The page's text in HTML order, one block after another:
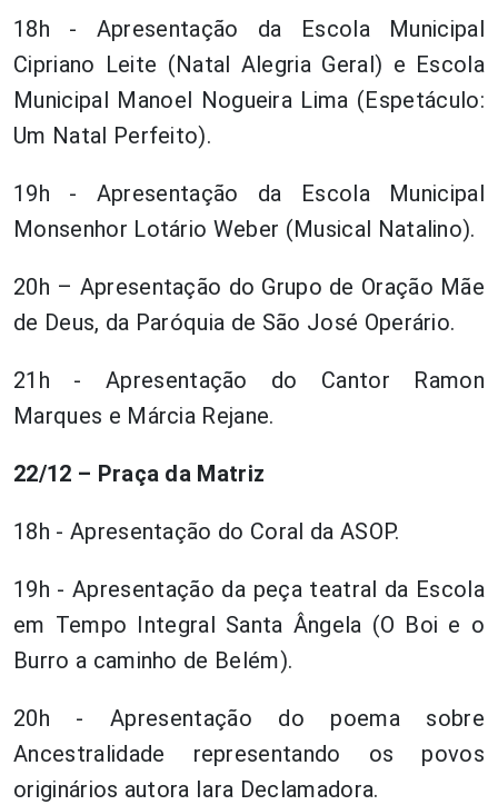
18h - Apresentação da Escola Municipal
Cipriano Leite (Natal Alegria Geral) e Escola
Municipal Manoel Nogueira Lima (Espetáculo:
Um Natal Perfeito).
19h - Apresentação da Escola Municipal
Monsenhor Lotário Weber (Musical Natalino).
20h – Apresentação do Grupo de Oração Mãe
de Deus, da Paróquia de São José Operário.
21h - Apresentação do Cantor Ramon
Marques e Márcia Rejane.
22/12 – Praça da Matriz
18h - Apresentação do Coral da ASOP.
19h - Apresentação da peça teatral da Escola
em Tempo Integral Santa Ângela (O Boi e o
Burro a caminho de Belém).
20h - Apresentação do poema sobre
Ancestralidade representando os povos
originários autora Iara Declamadora.